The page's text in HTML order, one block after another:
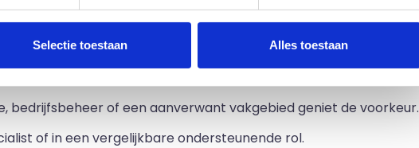
Selectie toestaan Alles toestaan
van een Customer
bedrijfsbeheer of een aanverwant vakgebied geniet de voorkeur.
of in een vergelijkbare ondersteunende rol.